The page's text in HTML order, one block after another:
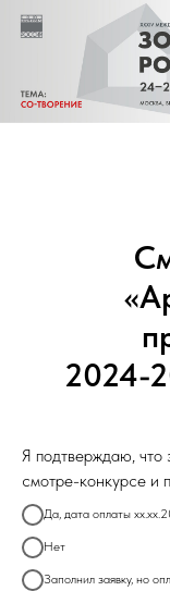
2024-
Я подтверждаю, что
смотре-конкурсе и
Да, дата оплаты
Нет
Заполнил заявку, но